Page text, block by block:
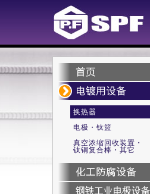
换热器
电极・钛篮
真空浓缩回收装置・
钛铜复合棒・其它